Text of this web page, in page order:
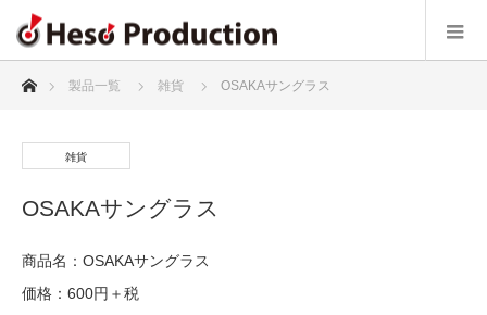
ホーム製品一覧 雑貨 OSAKAサングラス
雑貨
OSAKAサングラス
商品名：OSAKAサングラス
価格：600円＋税